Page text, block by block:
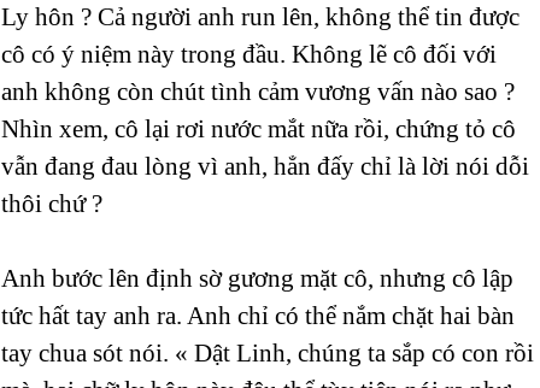
Ly hôn ? Cả người anh run lên, không thể tin được
cô có ý niệm này trong đầu. Không lẽ cô đối với
anh không còn chút tình cảm vương vấn nào sao ?
Nhìn xem, cô lại rơi nước mắt nữa rồi, chứng tỏ cô
vẫn đang đau lòng vì anh, hẳn đấy chỉ là lời nói dỗi
thôi chứ ?
Anh bước lên định sờ gương mặt cô, nhưng cô lập
tức hất tay anh ra. Anh chỉ có thể nắm chặt hai bàn
tay chua sót nói. « Dật Linh, chúng ta sắp có con rồi